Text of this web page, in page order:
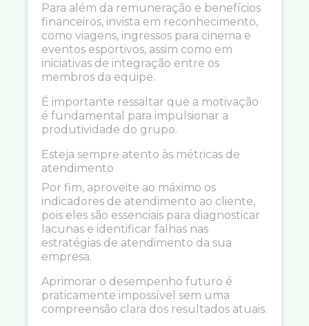
Para além da remuneração e benefícios
financeiros, invista em reconhecimento,
como viagens, ingressos para cinema e
eventos esportivos, assim como em
iniciativas de integração entre os
membros da equipe.
É importante ressaltar que a motivação
é fundamental para impulsionar a
produtividade do grupo.
Esteja sempre atento às métricas de
atendimento
Por fim, aproveite ao máximo os
indicadores de atendimento ao cliente,
pois eles são essenciais para diagnosticar
lacunas e identificar falhas nas
estratégias de atendimento da sua
empresa.
Aprimorar o desempenho futuro é
praticamente impossível sem uma
compreensão clara dos resultados atuais.